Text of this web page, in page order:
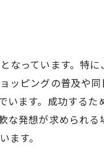
なっています。特
ッピングの普及や
います。成功するた
な発想が求められる
す。